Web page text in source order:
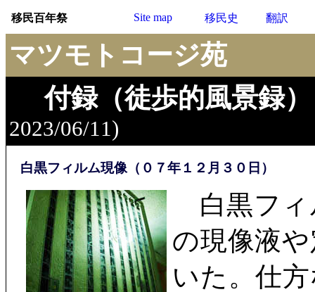
移民百年祭 Site map 移民史 翻訳
マツモトコージ苑
付録（徒歩的風景録）
2023/06/11)
白黒フィルム現像（０７年１２月３０日）
白黒フィ
の現像液
いた。仕